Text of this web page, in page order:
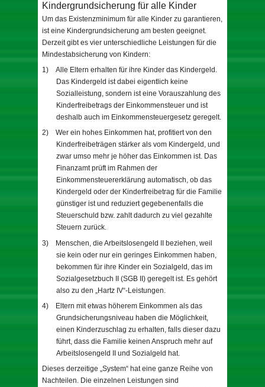
Kindergrundsicherung für alle Kinder
Um das Existenzminimum für alle Kinder zu garantieren,
ist eine Kindergrundsicherung am besten geeignet.
Derzeit gibt es vier unterschiedliche Leistungen für die
Mindestabsicherung von Kindern:
1)
Alle Eltern erhalten für ihre Kinder das Kindergeld.
Das Kindergeld ist dabei eigentlich keine
Sozialleistung, sondern ist eine Vorauszahlung des
Kinderfreibetrags der Einkommensteuer und ist
deshalb auch im Einkommensteuergesetz geregelt.
2)
Wer ein hohes Einkommen hat, profitiert von den
Kinderfreibeträgen stärker als vom Kindergeld, und
zwar umso mehr je höher das Einkommen ist. Das
Finanzamt prüft im Rahmen der
Einkommensteuererklärung automatisch, ob das
Kindergeld oder der Kinderfreibetrag für die Familie
günstiger ist und reduziert gegebenenfalls die
Steuerschuld bzw. zahlt dadurch zu viel gezahlte
Steuern zurück.
3)
Menschen, die Arbeitslosengeld II beziehen, weil
sie kein oder nur ein geringes Einkommen haben,
bekommen für ihre Kinder ein Sozialgeld, das im
Sozialgesetzbuch II (SGB II) geregelt ist. Es gehört
also zu den „Hartz IV“-Leistungen.
4)
Eltern mit etwas höherem Einkommen als das
Grundsicherungsniveau haben die Möglichkeit,
einen Kinderzuschlag zu erhalten, falls dieser dazu
führt, dass die Familie keinen Anspruch mehr auf
Arbeitslosengeld II und Sozialgeld hat.
Dieses derzeitige „System“ hat eine ganze Reihe von
Nachteilen. Die einzelnen Leistungen sind